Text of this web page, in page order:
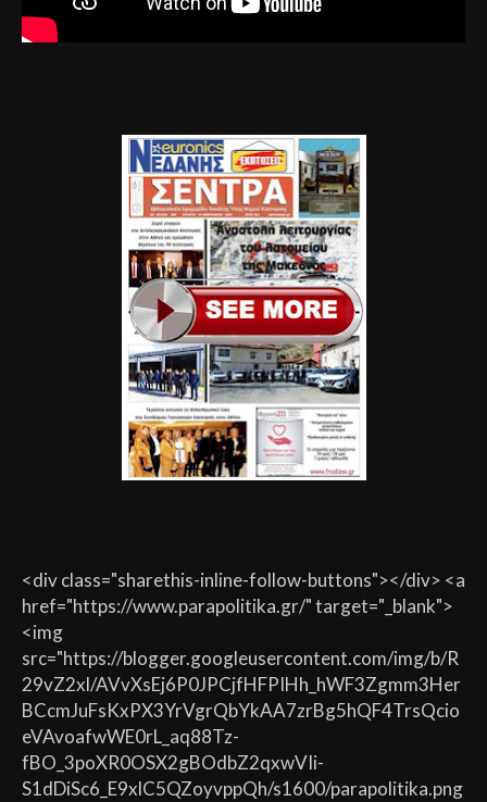
<div class="sharethis-inline-follow-buttons"></div> <a
href="https://www.parapolitika.gr/" target="_blank">
<img
src="https://blogger.googleusercontent.com/img/b/R
29vZ2xl/AVvXsEj6P0JPCjfHFPIHh_hWF3Zgmm3Her
BCcmJuFsKxPX3YrVgrQbYkAA7zrBg5hQF4TrsQcio
eVAvoafwWE0rL_aq88Tz-
fBO_3poXR0OSX2gBOdbZ2qxwVIi-
S1dDiSc6_E9xlC5QZoyvppQh/s1600/parapolitika.png